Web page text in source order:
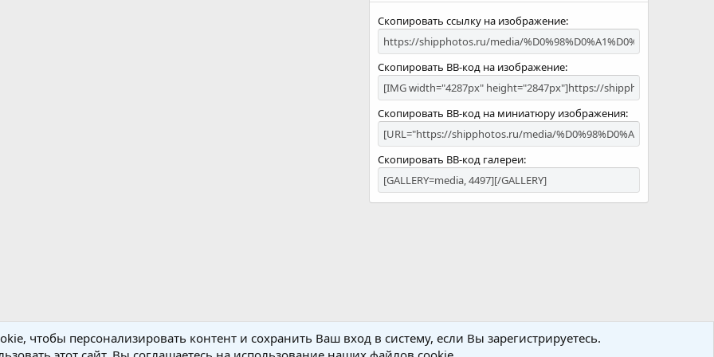
Скопировать ссылку на изображение
Скопировать BB-код на изображение
Скопировать BB-код на миниатюру изображения
Скопировать BB-код галереи
чтобы персонализировать контент и сохранить Ваш вход в систему, если Вы зарегистрируетесь.